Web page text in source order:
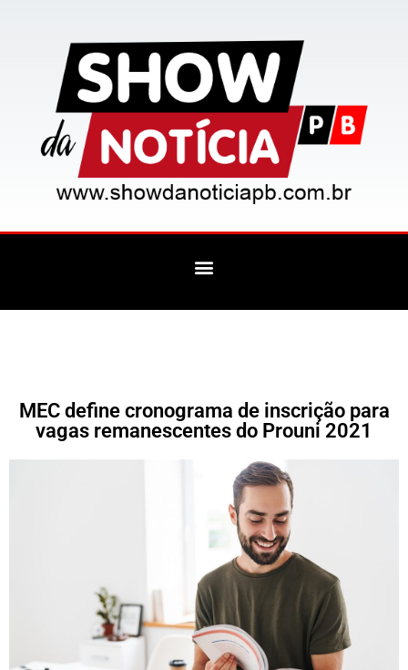
MEC define cronograma de inscrição para
vagas remanescentes do Prouni 2021